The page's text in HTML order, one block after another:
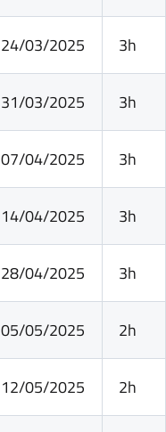
24/03/2025 3h
31/03/2025 3h
07/04/2025 3h
14/04/2025 3h
28/04/2025 3h
05/05/2025 2h
12/05/2025 2h